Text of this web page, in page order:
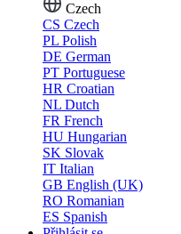
Czech
CS Czech
PL Polish
DE German
PT Portuguese
HR Croatian
NL Dutch
FR French
HU Hungarian
SK Slovak
IT Italian
GB English (UK)
RO Romanian
ES Spanish